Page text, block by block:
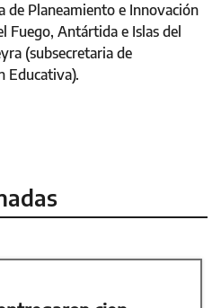
de Planeamiento e Innovación
Fuego, Antártida e Islas del
(subsecretaria de
Educativa).